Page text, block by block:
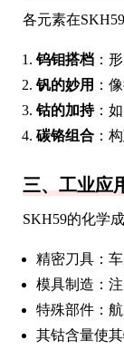
各元素在
钨钼搭档 ：
钒的妙用 ：
钴的加持：
碳铬组合 ：
三、工业应
SKH59的化学
精密刀具：
模具制造：
特殊部件：
其钴含量使